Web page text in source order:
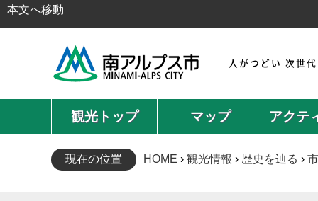
本文へ移動
人がつどい 次世
観光トップ マップ アクテ
現在の位置 HOME › 観光情報 › 歴史を辿る ›